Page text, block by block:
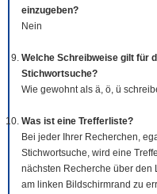
einzugeben?
Nein
Welche Schreibweise gilt für
Stichwortsuche?
Wie gewohnt als ä, ö, ü
Was ist eine Trefferliste?
Bei jeder Ihrer Recherchen,
Stichwortsuche, wird eine
nächsten Recherche über den
am linken Bildschirmrand zu